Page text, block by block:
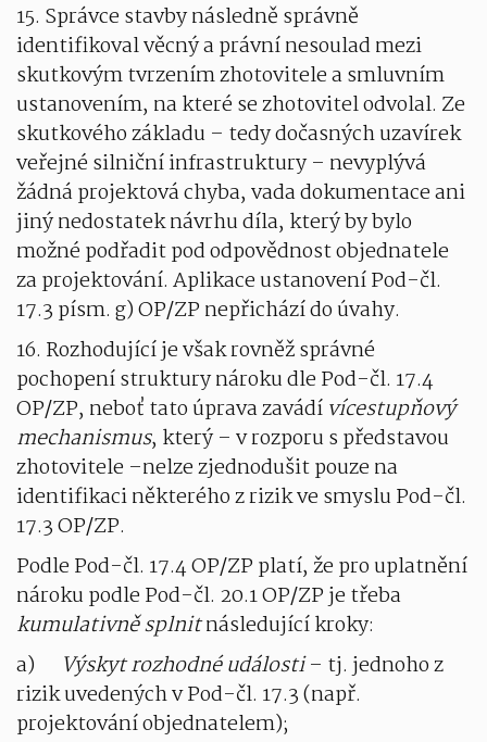
15. Správce stavby následně správně
identifikoval věcný a právní nesoulad mezi
skutkovým tvrzením zhotovitele a smluvním
ustanovením, na které se zhotovitel odvolal. Ze
skutkového základu – tedy dočasných uzavírek
veřejné silniční infrastruktury – nevyplývá
žádná projektová chyba, vada dokumentace ani
jiný nedostatek návrhu díla, který by bylo
možné podřadit pod odpovědnost objednatele
za projektování. Aplikace ustanovení Pod-čl.
17.3 písm. g) OP/ZP nepřichází do úvahy.
16. Rozhodující je však rovněž správné
pochopení struktury nároku dle Pod-čl. 17.4
OP/ZP, neboť tato úprava zavádí vícestupňový
mechanismus, který – v rozporu s představou
zhotovitele –nelze zjednodušit pouze na
identifikaci některého z rizik ve smyslu Pod-čl.
17.3 OP/ZP.
Podle Pod-čl. 17.4 OP/ZP platí, že pro uplatnění
nároku podle Pod-čl. 20.1 OP/ZP je třeba
kumulativně splnitnásledující kroky:
a) Výskyt rozhodné události– tj. jednoho z
rizik uvedených v Pod-čl. 17.3 (např.
projektování objednatelem);